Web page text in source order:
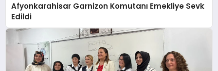
Afyonkarahisar Garnizon Komutanı Emekliye Sevk
Edildi